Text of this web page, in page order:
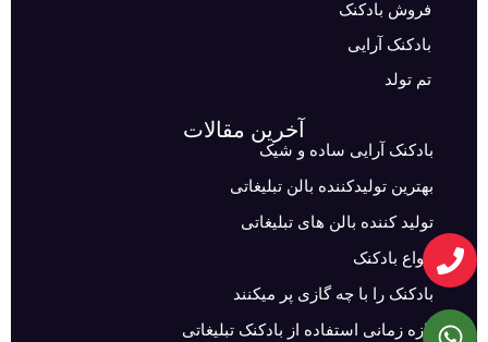
فروش بادکنک
بادکنک آرایی
تم تولد
آخرین مقالات
بادکنک آرایی ساده و شیک
بهترین تولیدکننده بالن تبلیغاتی
تولید کننده بالن های تبلیغاتی
انواع بادکنک
بادکنک را با چه گازی پر میکنند
بازه زمانی استفاده از بادکنک تبلیغاتی